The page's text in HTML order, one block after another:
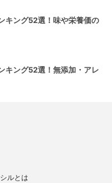
キング52選！味や栄養価の
キング52選！無添加・アレ
ルとは